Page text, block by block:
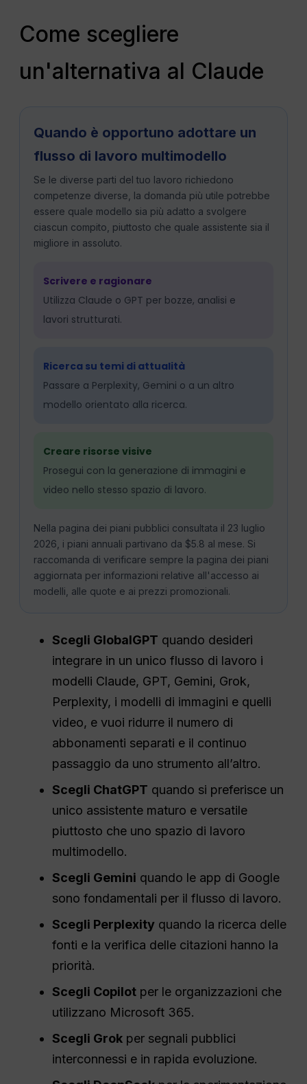
Come scegliere
un'alternativa al Claude
Quando è opportuno adottare un
flusso di lavoro multimodello
Se le diverse parti del tuo lavoro richiedono
competenze diverse, la domanda più utile potrebbe
essere quale modello sia più adatto a svolgere
ciascun compito, piuttosto che quale assistente sia il
migliore in assoluto.
Scrivere e ragionare
Utilizza Claude o GPT per bozze, analisi e
lavori strutturati.
Ricerca su temi di attualità
Passare a Perplexity, Gemini o a un altro
modello orientato alla ricerca.
Creare risorse visive
Prosegui con la generazione di immagini e
video nello stesso spazio di lavoro.
Nella pagina dei piani pubblici consultata il 23 luglio
2026, i piani annuali partivano da $5.8 al mese. Si
raccomanda di verificare sempre la pagina dei piani
aggiornata per informazioni relative all'accesso ai
modelli, alle quote e ai prezzi promozionali.
Scegli GlobalGPT quando desideri
integrare in un unico flusso di lavoro i
modelli Claude, GPT, Gemini, Grok,
Perplexity, i modelli di immagini e quelli
video, e vuoi ridurre il numero di
abbonamenti separati e il continuo
passaggio da uno strumento all’altro.
Scegli ChatGPT quando si preferisce un
unico assistente maturo e versatile
piuttosto che uno spazio di lavoro
multimodello.
Scegli Gemini quando le app di Google
sono fondamentali per il flusso di lavoro.
Scegli Perplexity quando la ricerca delle
fonti e la verifica delle citazioni hanno la
priorità.
Scegli Copilot per le organizzazioni che
utilizzano Microsoft 365.
Scegli Grok per segnali pubblici
interconnessi e in rapida evoluzione.